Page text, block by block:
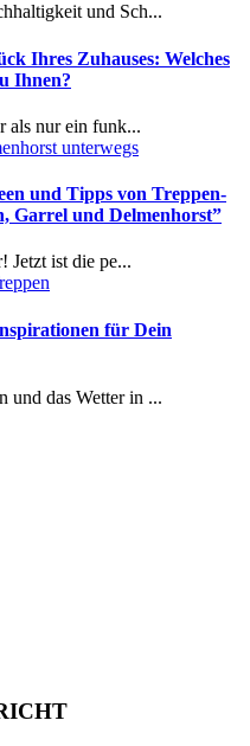
und Sch...
Ihres Zuhauses: Welches
Ihnen?
als nur ein funk...
und Tipps von Treppen-
Garrel und Delmenhorst”
Jetzt ist die pe...
für Dein
und das Wetter in ...